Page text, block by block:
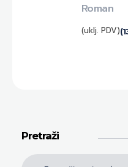
(uklj. PDV)
Roman
Pretraži